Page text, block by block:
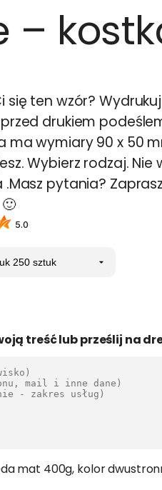
–
się ten wzór?
drukiem
ma wymiary 90 x 50
Wybierz rodzaj. Nie
.Masz pytania?
5.0
treść lub prześlij na
mat 400g, kolor